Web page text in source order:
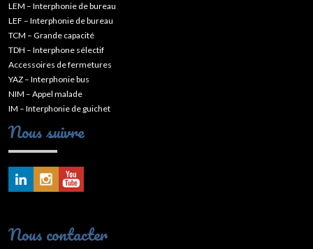
LEM – Interphonie de bureau
LEF – Interphonie de bureau
TCM – Grande capacité
TDH – Interphone sélectif
Accessoires de fermetures
YAZ – Interphonie bus
NIM – Appel malade
IM – Interphonie de guichet
Nous suivre
Nous contacter